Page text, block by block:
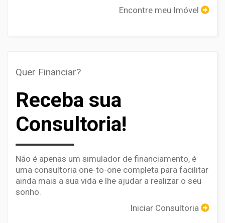
Encontre meu Imóvel
Quer Financiar?
Receba sua
Consultoria!
Não é apenas um simulador de financiamento, é
uma consultoria one-to-one completa para facilitar
ainda mais a sua vida e lhe ajudar a realizar o seu
sonho.
Iniciar Consultoria